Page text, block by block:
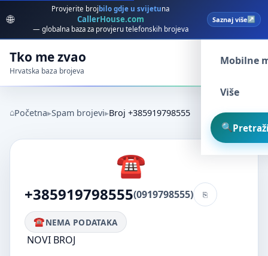
🌐
Provjerite broj bilo gdje u svijetuna
CallerHouse.com
— globalna baza za provjeru telefonskih brojeva
Saznaj više
Tko me zvao
Hrvatska baza brojeva
Spam
Mobilne
Više
Početna Spam brojevi Broj +385919798555
+385919798555(0919798555)
NEMA PODATAKA
NOVI BROJ